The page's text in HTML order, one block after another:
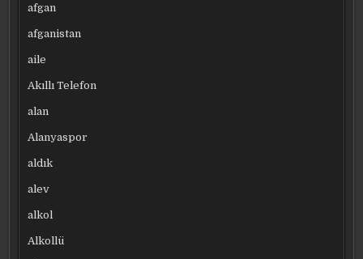
afgan
afganistan
aile
Akıllı Telefon
alan
Alanyaspor
aldık
alev
alkol
Alkollü